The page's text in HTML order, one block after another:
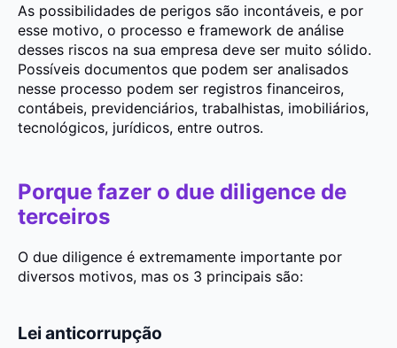
As possibilidades de perigos são incontáveis, e por
esse motivo, o processo e framework de análise
desses riscos na sua empresa deve ser muito sólido.
Possíveis documentos que podem ser analisados
nesse processo podem ser registros financeiros,
contábeis, previdenciários, trabalhistas, imobiliários,
tecnológicos, jurídicos, entre outros.
Porque fazer o due diligence de
terceiros
O due diligence é extremamente importante por
diversos motivos, mas os 3 principais são:
Lei anticorrupção